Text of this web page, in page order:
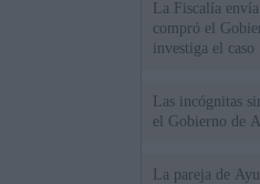
La Fiscalía
compró el
investiga el caso
Las incógnitas
el Gobierno de
La pareja de